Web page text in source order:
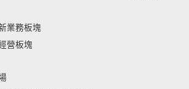
業務板塊
營板塊